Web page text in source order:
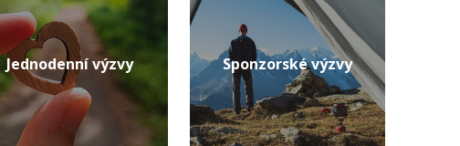
Jednodenní výzvy Sponzorské výzvy